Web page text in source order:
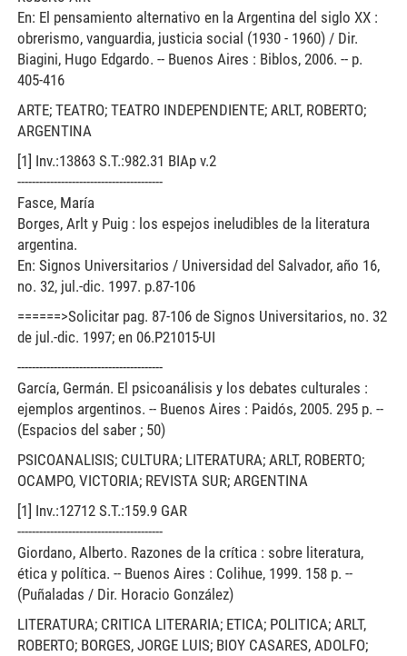
En: El pensamiento alternativo en la Argentina del siglo XX :
obrerismo, vanguardia, justicia social (1930 - 1960) / Dir.
Biagini, Hugo Edgardo. -- Buenos Aires : Biblos, 2006. -- p.
405-416
ARTE; TEATRO; TEATRO INDEPENDIENTE; ARLT, ROBERTO;
ARGENTINA
[1] Inv.:13863 S.T.:982.31 BIAp v.2
----------------------------------------
Fasce, María
Borges, Arlt y Puig : los espejos ineludibles de la literatura
argentina.
En: Signos Universitarios / Universidad del Salvador, año 16,
no. 32, jul.-dic. 1997. p.87-106
======>Solicitar pag. 87-106 de Signos Universitarios, no. 32
de jul.-dic. 1997; en 06.P21015-UI
----------------------------------------
García, Germán. El psicoanálisis y los debates culturales :
ejemplos argentinos. -- Buenos Aires : Paidós, 2005. 295 p. --
(Espacios del saber ; 50)
PSICOANALISIS; CULTURA; LITERATURA; ARLT, ROBERTO;
OCAMPO, VICTORIA; REVISTA SUR; ARGENTINA
[1] Inv.:12712 S.T.:159.9 GAR
----------------------------------------
Giordano, Alberto. Razones de la crítica : sobre literatura,
ética y política. -- Buenos Aires : Colihue, 1999. 158 p. --
(Puñaladas / Dir. Horacio González)
LITERATURA; CRITICA LITERARIA; ETICA; POLITICA; ARLT,
ROBERTO; BORGES, JORGE LUIS; BIOY CASARES, ADOLFO;